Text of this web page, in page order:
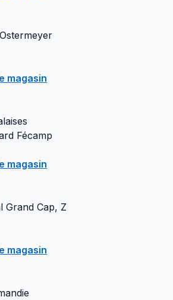
magasin
Fécamp
magasin
Grand Cap, Z
magasin